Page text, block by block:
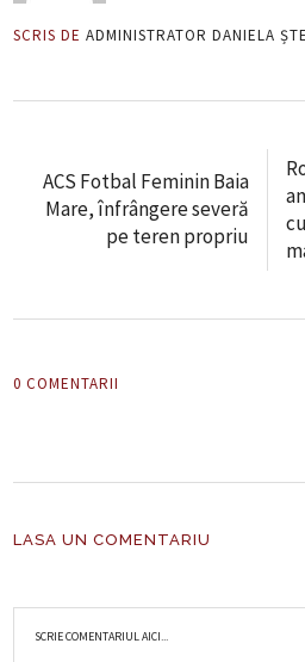
SCRIS DE ADMINISTRATOR DANIELA
ACS Fotbal Feminin Baia
Mare, înfrângere severă
pe teren propriu
0 COMENTARII
LASA UN COMENTARIU